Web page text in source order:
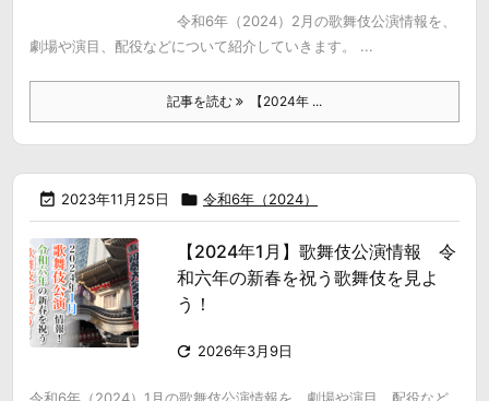
令和6年（2024）2月の歌舞伎公演情報を、
劇場や演目、配役などについて紹介していきます。 ...
記事を読む 【2024年 ...
 2023年11月25日  令和6年（2024）
【2024年1月】歌舞伎公演情報 令
和六年の新春を祝う歌舞伎を見よ
う！
 2026年3月9日